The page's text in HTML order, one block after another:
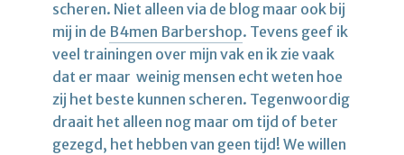
scheren. Niet alleen via de blog maar ook bij
mij in de B4men Barbershop. Tevens geef ik
veel trainingen over mijn vak en ik zie vaak
dat er maar weinig mensen echt weten hoe
zij het beste kunnen scheren. Tegenwoordig
draait het alleen nog maar om tijd of beter
gezegd, het hebben van geen tijd! We willen